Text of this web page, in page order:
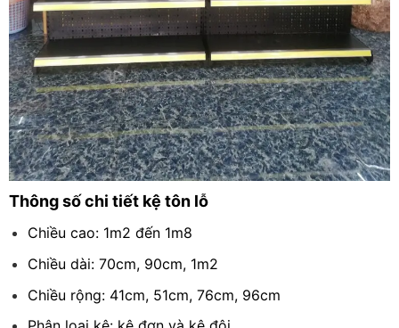
Thông số chi tiết kệ tôn lỗ
Chiều cao: 1m2 đến 1m8
Chiều dài: 70cm, 90cm, 1m2
Chiều rộng: 41cm, 51cm, 76cm, 96cm